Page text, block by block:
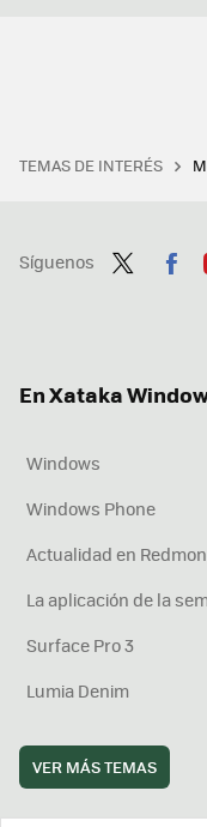
TEMAS DE INTERÉS
Síguenos
En Xataka
Windows
Windows Phone
Actualidad en
La aplicación de la
Surface Pro 3
Lumia Denim
VER MÁS TEMAS